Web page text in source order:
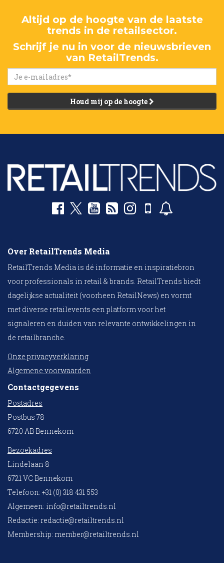
Altijd op de hoogte van de laatste
trends in de retailsector.
Schrijf je nu in voor de nieuwsbrieven
van RetailTrends.
Houd mij op de hoogte
Over RetailTrends Media
RetailTrends Media is dé informatie en inspiratiebron
voor professionals in retail & brands. RetailTrends biedt
dagelijkse actualiteit (voorheen RetailNews) en vormt
met diverse retailevents een platform voor het
signaleren en duiden van relevante ontwikkelingen in
de retailbranche.
Onze privacyverklaring
Algemene voorwaarden
Contactgegevens
Postadres
Postbus 78
6720 AB Bennekom
Bezoekadres
Lindelaan 8
6721 VC Bennekom
Telefoon: +31 (0) 318 431 553
Algemeen: info@retailtrends.nl
Redactie: redactie@retailtrends.nl
Membership: member@retailtrends.nl